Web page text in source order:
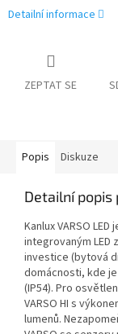
Detailní informace
ZEPTAT SE
Popis Diskuze
Detailní popis
Kanlux VARSO
integrovaným LED
investice (bytová
domácnosti, kde
(IP54). Pro
VARSO HI s
lumenů.